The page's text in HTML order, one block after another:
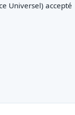
Universel) accepté